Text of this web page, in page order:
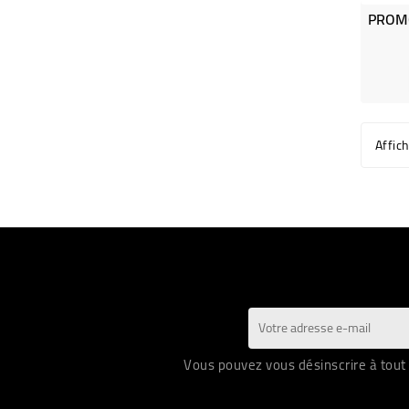
Vous pouvez vous désinscrire à